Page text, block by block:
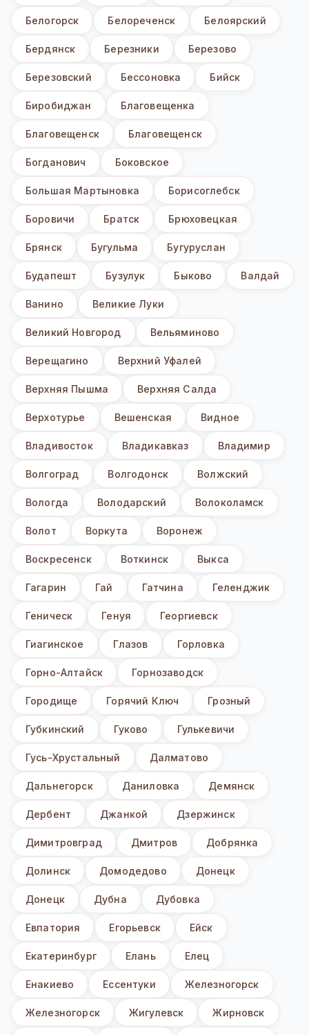
Белогорск Белореченск Белоярский
Бердянск Березники Березово
Березовский Бессоновка Бийск
Биробиджан Благовещенка
Благовещенск Благовещенск
Богданович Боковское
Большая Мартыновка Борисоглебск
Боровичи Братск Брюховецкая
Брянск Бугульма Бугуруслан
Будапешт Бузулук Быково Валдай
Ванино Великие Луки
Великий Новгород Вельяминово
Верещагино Верхний Уфалей
Верхняя Пышма Верхняя Салда
Верхотурье Вешенская Видное
Владивосток Владикавказ Владимир
Волгоград Волгодонск Волжский
Вологда Володарский Волоколамск
Волот Воркута Воронеж
Воскресенск Воткинск Выкса
Гагарин Гай Гатчина Геленджик
Геническ Генуя Георгиевск
Гиагинское Глазов Горловка
Горно-Алтайск Горнозаводск
Городище Горячий Ключ Грозный
Губкинский Гуково Гулькевичи
Гусь-Хрустальный Далматово
Дальнегорск Даниловка Демянск
Дербент Джанкой Дзержинск
Димитровград Дмитров Добрянка
Долинск Домодедово Донецк
Донецк Дубна Дубовка
Евпатория Егорьевск Ейск
Екатеринбург Елань Елец
Енакиево Ессентуки Железногорск
Железногорск Жигулевск Жирновск